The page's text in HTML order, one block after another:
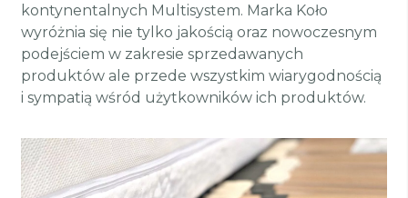
kontynentalnych Multisystem. Marka Koło
wyróżnia się nie tylko jakością oraz nowoczesnym
podejściem w zakresie sprzedawanych
produktów ale przede wszystkim wiarygodnością
i sympatią wśród użytkowników ich produktów.